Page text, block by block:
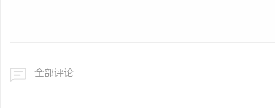
全部评论